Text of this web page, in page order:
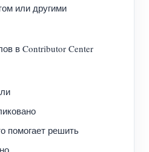
или другими
в Contributor Center
помогает решить